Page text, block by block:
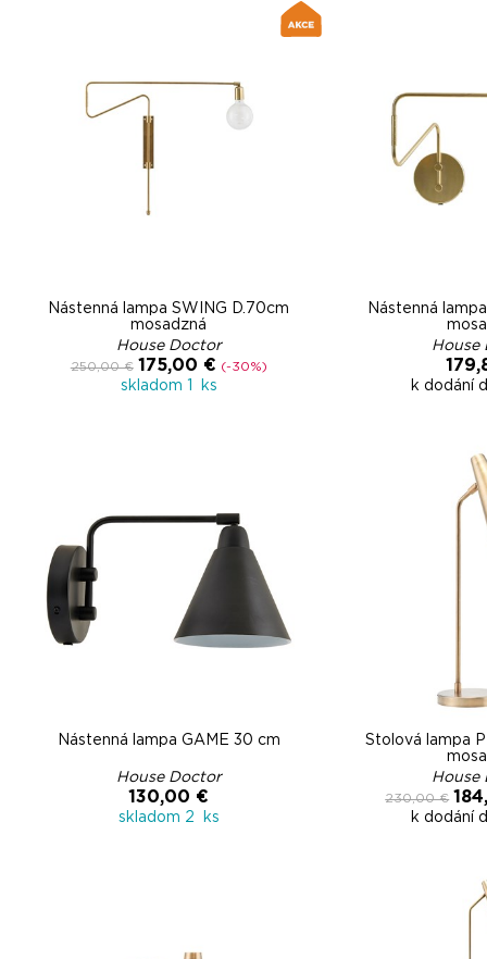
Nástenná lampa SWING D.70cm
mosadzná
House Doctor
250,00 € 175,00 € (-30%)
skladom 1 ks
Nástenná
House
k dodání
Nástenná lampa GAME 30 cm
House Doctor
130,00 €
skladom 2 ks
Stolová lampa
House
230,00 €
k dodání